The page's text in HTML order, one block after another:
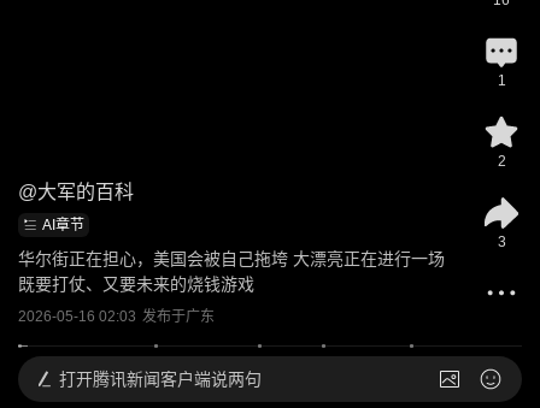
@大军的百科
AI章节
华尔街正在担心，美国会被自己拖垮 大漂亮正在进行一场
既要打仗、又要未来的烧钱游戏
2026-05-16 02:03 发布于广东
1
2
3
打开腾讯新闻客户端说两句